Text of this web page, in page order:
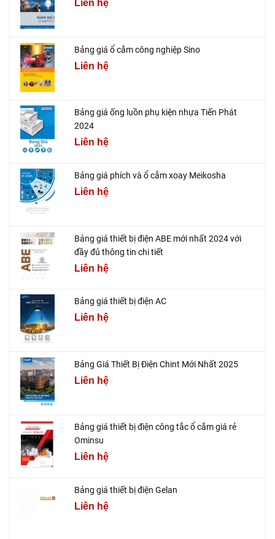
Liên hệ
Bảng giá ổ cắm công nghiệp Sino
Liên hệ
Bảng giá ống luồn phụ kiện nhựa Tiến Phát
2024
Liên hệ
Bảng giá phích và ổ cắm xoay Meikosha
Liên hệ
Bảng giá thiết bị điện ABE mới nhất 2024 với
đầy đủ thông tin chi tiết
Liên hệ
Bảng giá thiết bị điện AC
Liên hệ
Bảng Giá Thiết Bị Điện Chint Mới Nhất 2025
Liên hệ
Bảng giá thiết bị điện công tắc ổ cắm giá rẻ
Ominsu
Liên hệ
Bảng giá thiết bị điện Gelan
Liên hệ